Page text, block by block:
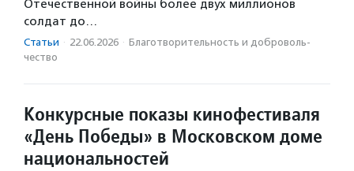
Отечественной войны более двух миллионов
солдат до…
Статьи · 22.06.2026 · Благотвори­тель­ность и доброволь­
чест­во
Конкурсные показы кинофестиваля
«День Победы» в Московском доме
национальностей